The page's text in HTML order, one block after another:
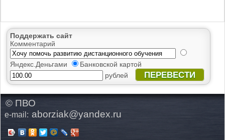
Поддержать сайт
Комментарий
Яндекс.Деньгами
Банковской картой
рублей
ПЕРЕВЕСТИ
© ПВО
e-mail: aborziak@yandex.ru